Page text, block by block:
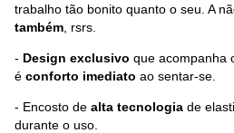
trabalho tão bonito quanto o seu. A
também , rsrs.
- Design exclusivo que acompanha
é conforto imediato ao sentar-se.
- Encosto de alta tecnologia de
durante o uso.